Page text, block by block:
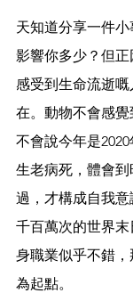
天知道分享一件
影響你多少？但
感受到生命流逝
在。動物不會感
不會說今年是
生老病死，體會
過，才構成自我
千百萬次的世界
身職業似乎不錯
為起點。